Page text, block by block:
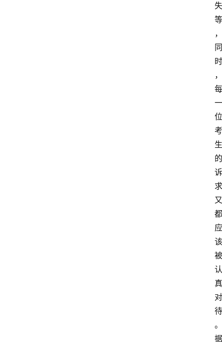
失
等
，
同
时
，
每
一
位
考
生
的
诉
求
又
都
应
该
被
认
真
对
待
。
据